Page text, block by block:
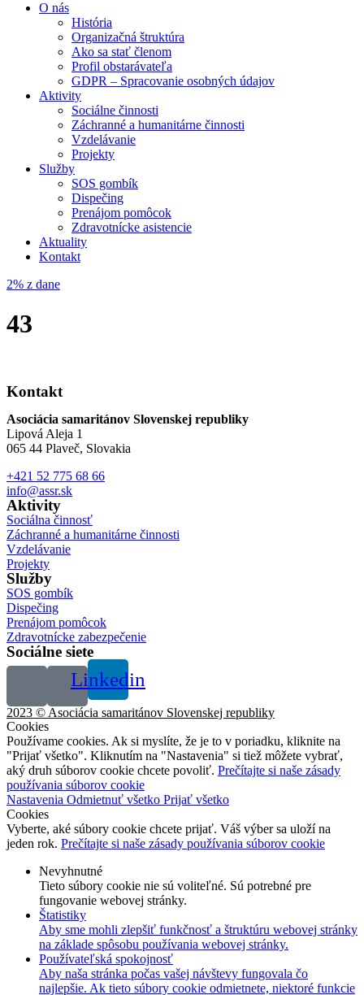
O nás
História
Organizačná štruktúra
Ako sa stať členom
Profil obstarávateľa
GDPR – Spracovanie osobných údajov
Aktivity
Sociálne činnosti
Záchranné a humanitárne činnosti
Vzdelávanie
Projekty
Služby
SOS gombík
Dispečing
Prenájom pomôcok
Zdravotnícke asistencie
Aktuality
Kontakt
2% z dane
43
Kontakt
Asociácia samaritánov Slovenskej republiky
Lipová Aleja 1
065 44 Plaveč, Slovakia
+421 52 775 68 66
info@assr.sk
Aktivity
Sociálna činnosť
Záchranné a humanitárne činnosti
Vzdelávanie
Projekty
Služby
SOS gombík
Dispečing
Prenájom pomôcok
Zdravotnícke zabezpečenie
Sociálne siete
Linkedin
2023 © Asociácia samaritánov Slovenskej republiky
Cookies
Používame cookies. Ak si myslíte, že je to v poriadku, kliknite na
"Prijať všetko". Kliknutím na "Nastavenia" si tiež môžete vybrať,
aký druh súborov cookie chcete povoliť. Prečítajte si naše zásady
používania súborov cookie
Nastavenia Odmietnuť všetko Prijať všetko
Cookies
Vyberte, aké súbory cookie chcete prijať. Váš výber sa uloží na
jeden rok. Prečítajte si naše zásady používania súborov cookie
Nevyhnutné
Tieto súbory cookie nie sú voliteľné. Sú potrebné pre
fungovanie webovej stránky.
Štatistiky
Aby sme mohli zlepšiť funkčnosť a štruktúru webovej stránky
na základe spôsobu používania webovej stránky.
Používateľská spokojnosť
Aby naša stránka počas vašej návštevy fungovala čo
najlepšie. Ak tieto súbory cookie odmietnete, niektoré funkcie